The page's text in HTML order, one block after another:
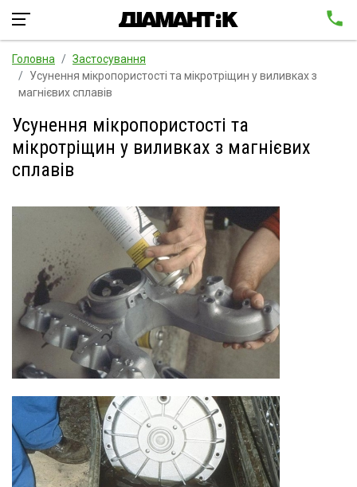
Головна
Застосування
Усунення мікропористості та мікротріщин у виливках з
магнієвих сплавів
Усунення мікропористості та
мікротріщин у виливках з магнієвих
сплавів